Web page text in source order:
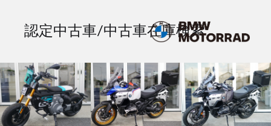
認定中古車/中古車在庫検索